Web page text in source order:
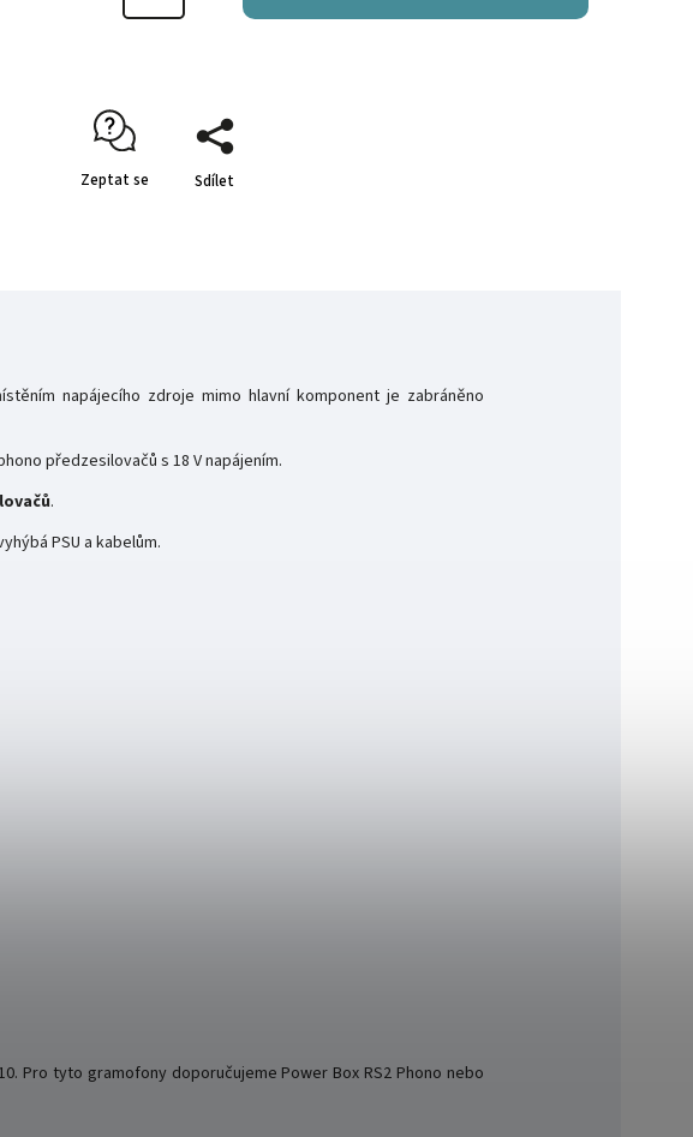
Zeptat se Sdílet
napájecího zdroje mimo hlavní komponent je zabráněno
předzesilovačů s 18 V napájením.
.
PSU a kabelům.
Pro tyto gramofony doporučujeme Power Box RS2 Phono nebo